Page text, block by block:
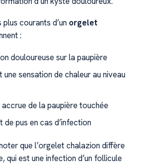
courants d’un orgelet
:
douloureuse sur la paupière
une sensation de chaleur au niveau
accrue de la paupière touchée
de pus en cas d’infection
que l’orgelet chalazion diffère
qui est une infection d’un follicule